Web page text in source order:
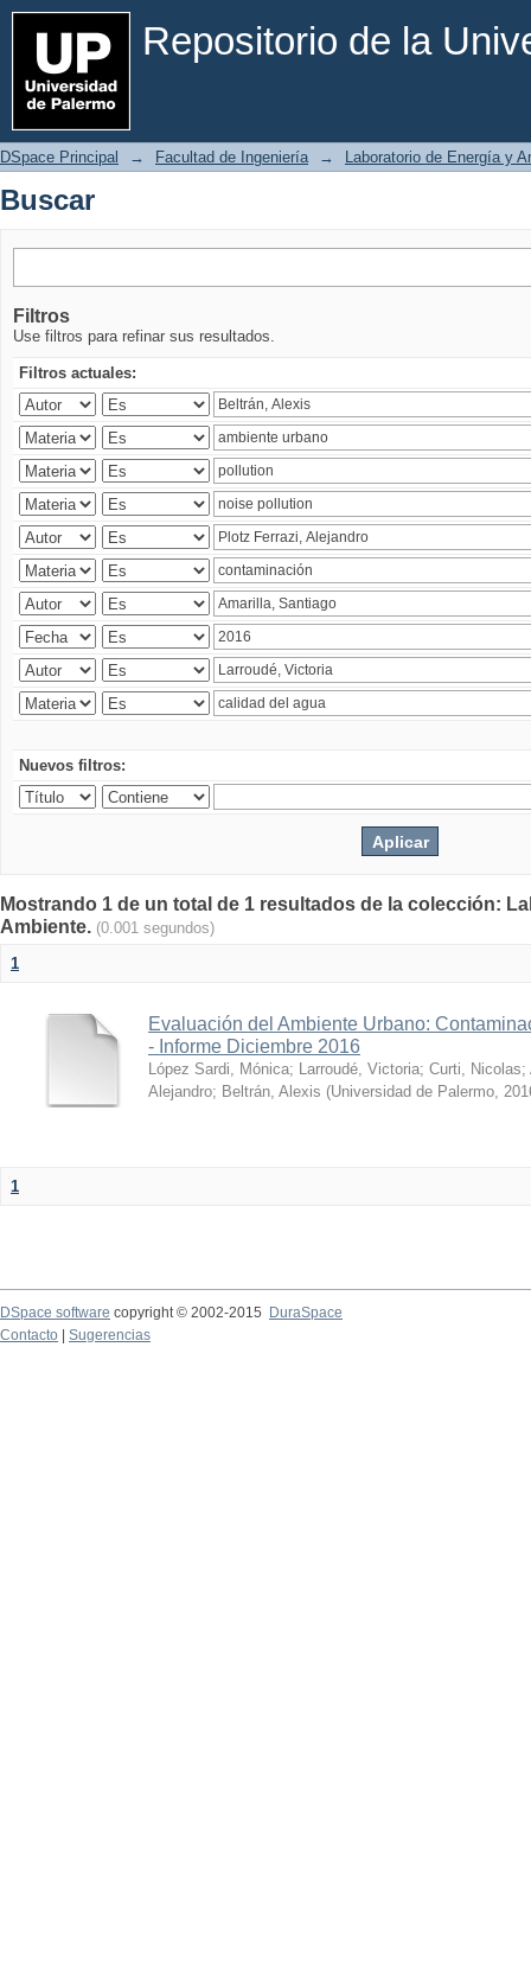
Repositorio de la
Buscar
DSpace Principal → Facultad de Ingeniería → Laboratorio de Energía y
Buscar
Filtros
Use filtros para refinar sus resultados.
Filtros actuales:
Nuevos filtros:
Mostrando 1 de un total de 1 resultados de la colección:
Ambiente. (0.001 segundos)
1
Evaluación del Ambiente Urbano:
- Informe Diciembre 2016
López Sardi, Mónica; Larroudé, Victoria; Curti, Nicolas;
Alejandro; Beltrán, Alexis (Universidad de Palermo,
1
DSpace software copyright © 2002-2015
DuraSpace
Contacto
Sugerencias